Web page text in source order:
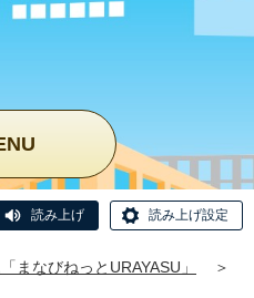
読み上げ 読み上げ設定
まなびねっとURAYASU」
＞